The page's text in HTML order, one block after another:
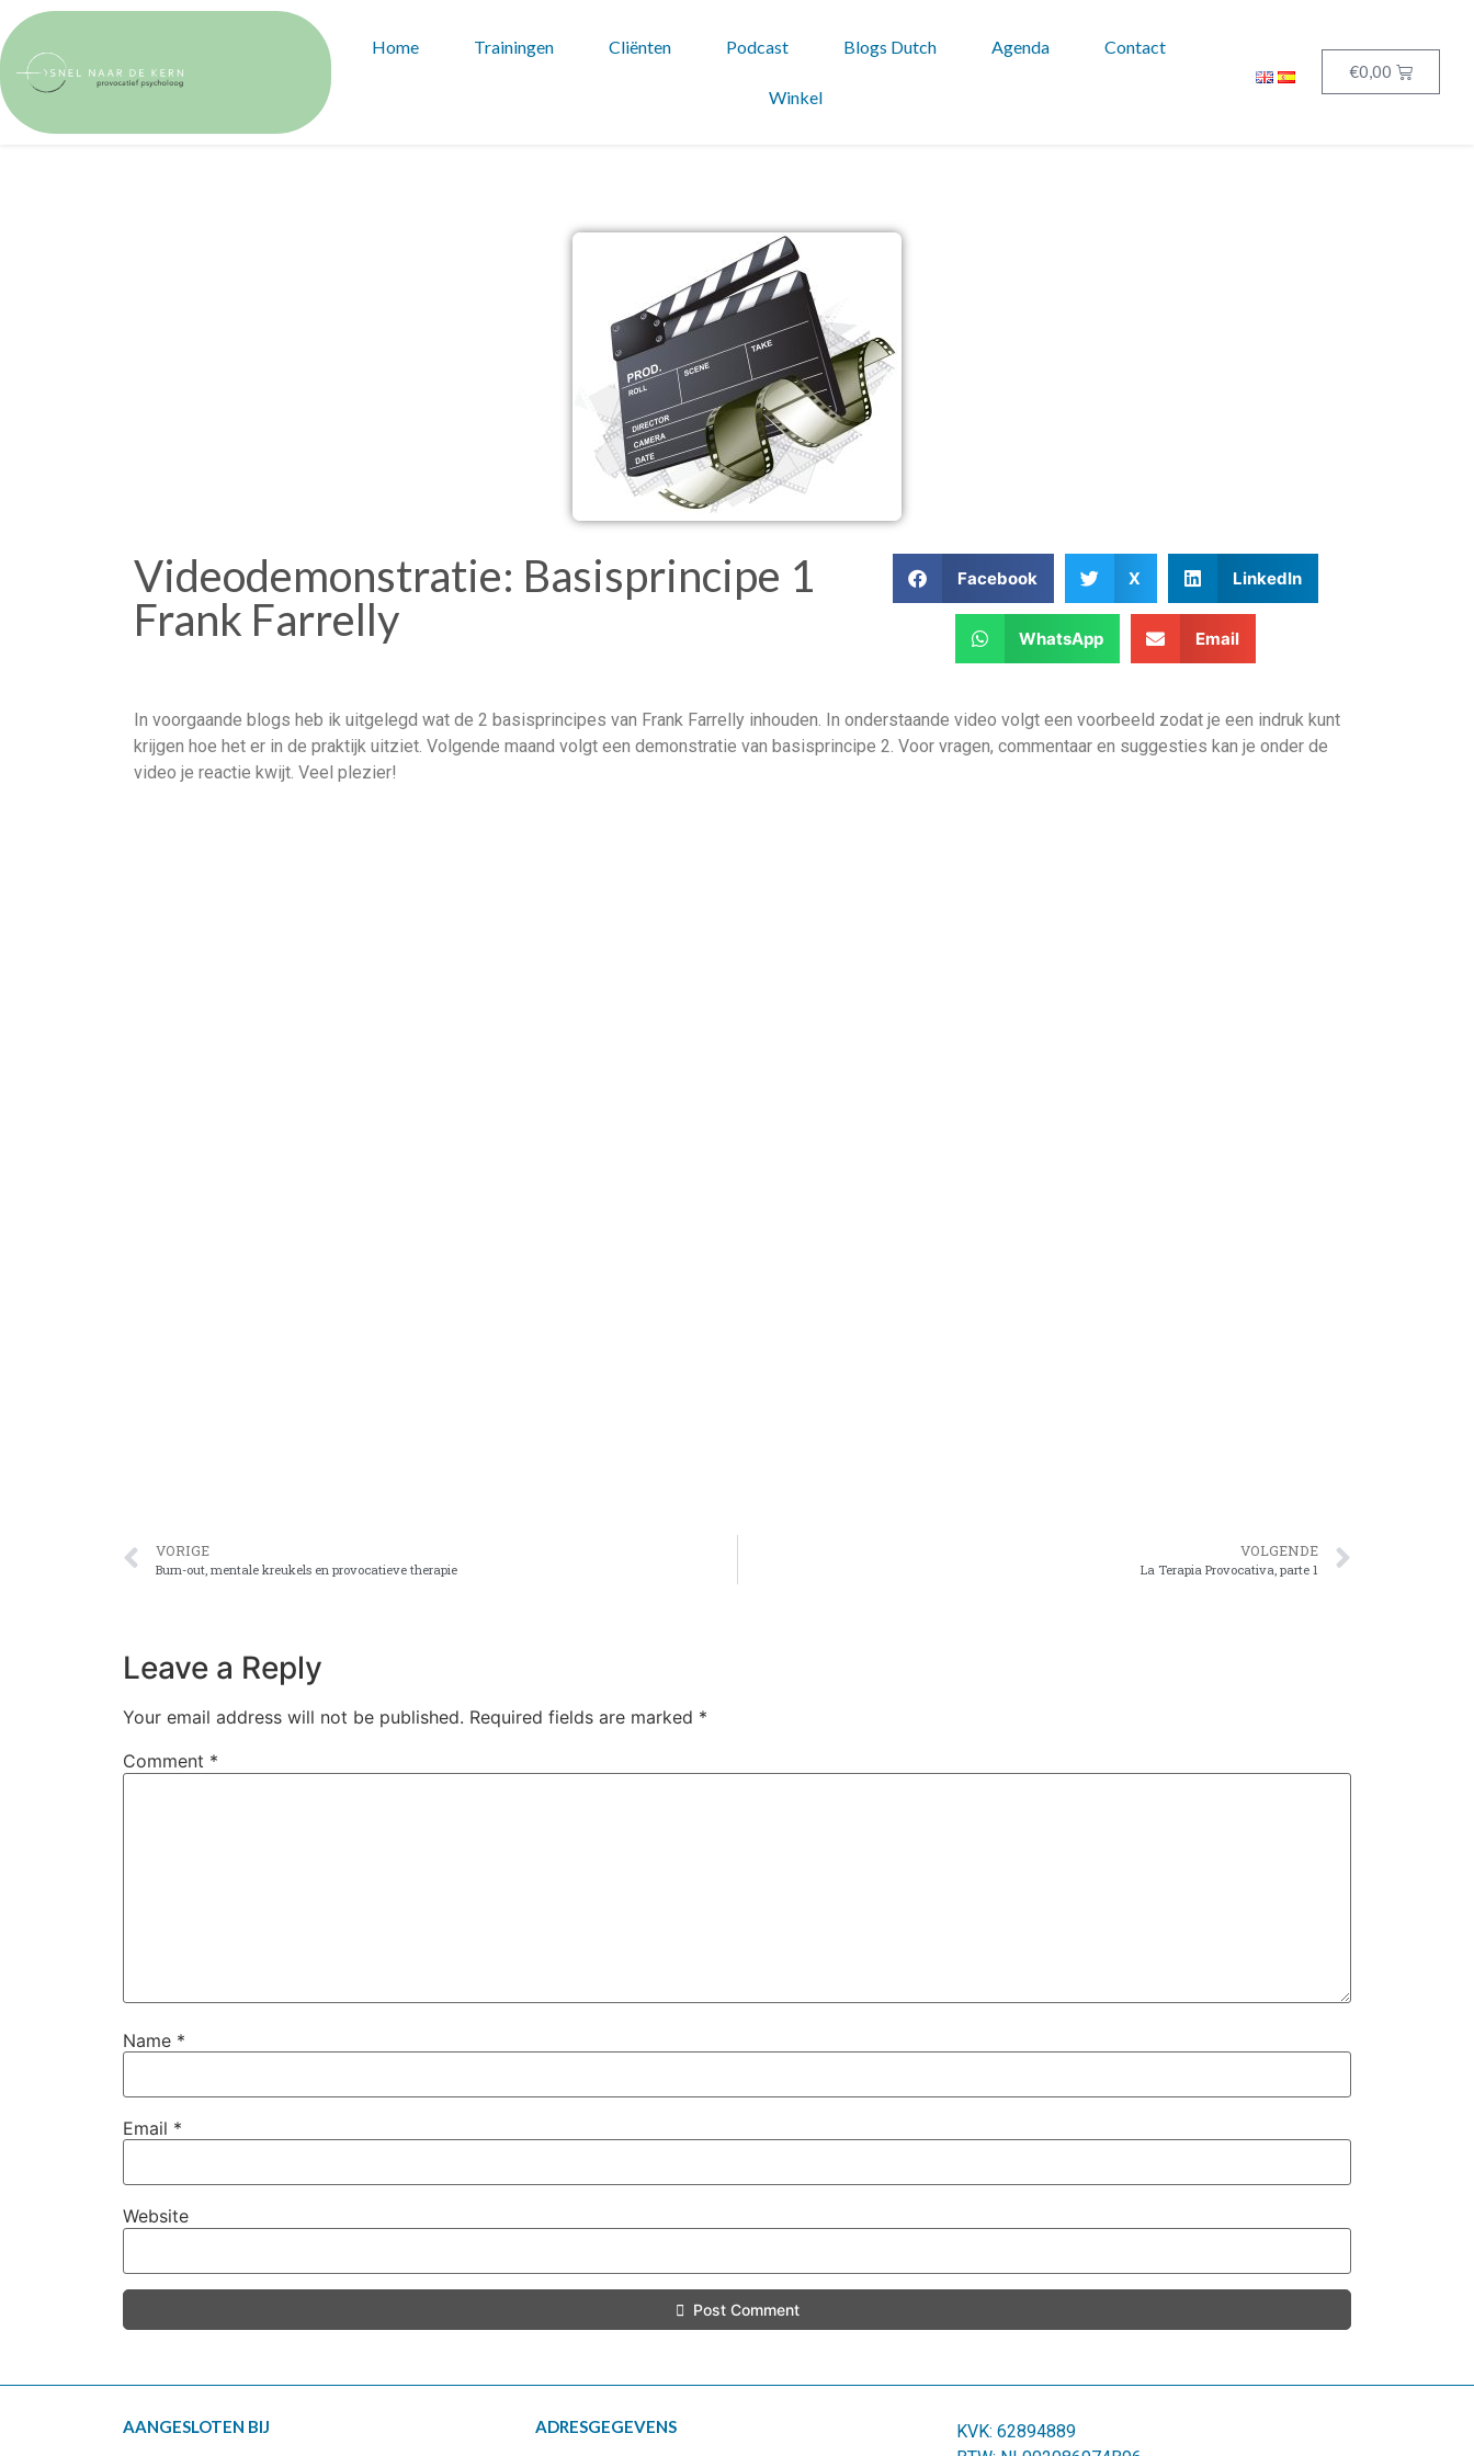
Home Trainingen Cliënten Podcast Blogs Dutch Agenda Contact
Winkel
€0,00
Videodemonstratie: Basisprincipe 1
Frank Farrelly
Facebook X LinkedIn
WhatsApp Email
In voorgaande blogs heb ik uitgelegd wat de 2 basisprincipes van Frank Farrelly inhouden. In onderstaande video volgt een voorbeeld zodat je een indruk kunt
krijgen hoe het er in de praktijk uitziet. Volgende maand volgt een demonstratie van basisprincipe 2. Voor vragen, commentaar en suggesties kan je onder de
video je reactie kwijt. Veel plezier!
VORIGE
Burn-out, mentale kreukels en provocatieve therapie
VOLGENDE
La Terapia Provocativa, parte 1
Leave a Reply
Your email address will not be published. Required fields are marked *
Comment *
Name *
Email *
Website
Post Comment
AANGESLOTEN BIJ ADRESGEGEVENS
KVK: 62894889